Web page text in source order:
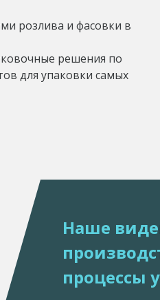
розлива и фасовки в
решения по
для упаковки самых
Наше
процессы